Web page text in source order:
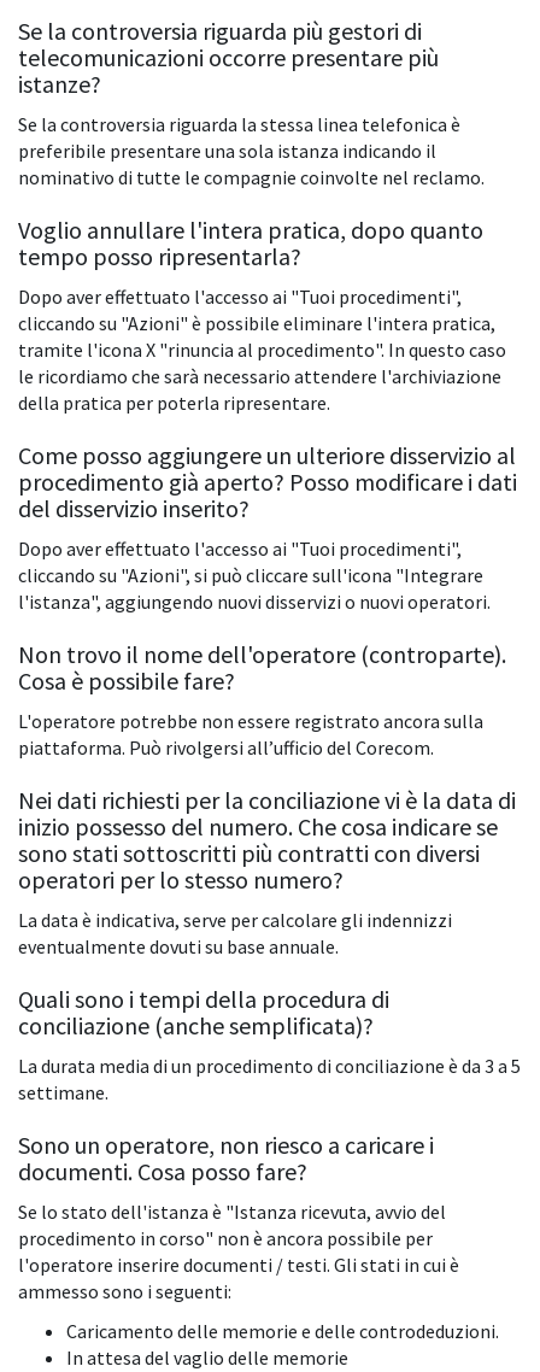
Se la controversia riguarda più gestori di
telecomunicazioni occorre presentare più
istanze?
Se la controversia riguarda la stessa linea telefonica è
preferibile presentare una sola istanza indicando il
nominativo di tutte le compagnie coinvolte nel reclamo.
Voglio annullare l'intera pratica, dopo quanto
tempo posso ripresentarla?
Dopo aver effettuato l'accesso ai "Tuoi procedimenti",
cliccando su "Azioni" è possibile eliminare l'intera pratica,
tramite l'icona X "rinuncia al procedimento". In questo caso
le ricordiamo che sarà necessario attendere l'archiviazione
della pratica per poterla ripresentare.
Come posso aggiungere un ulteriore disservizio al
procedimento già aperto? Posso modificare i dati
del disservizio inserito?
Dopo aver effettuato l'accesso ai "Tuoi procedimenti",
cliccando su "Azioni", si può cliccare sull'icona "Integrare
l'istanza", aggiungendo nuovi disservizi o nuovi operatori.
Non trovo il nome dell'operatore (controparte).
Cosa è possibile fare?
L'operatore potrebbe non essere registrato ancora sulla
piattaforma. Può rivolgersi all’ufficio del Corecom.
Nei dati richiesti per la conciliazione vi è la data di
inizio possesso del numero. Che cosa indicare se
sono stati sottoscritti più contratti con diversi
operatori per lo stesso numero?
La data è indicativa, serve per calcolare gli indennizzi
eventualmente dovuti su base annuale.
Quali sono i tempi della procedura di
conciliazione (anche semplificata)?
La durata media di un procedimento di conciliazione è da 3 a 5
settimane.
Sono un operatore, non riesco a caricare i
documenti. Cosa posso fare?
Se lo stato dell'istanza è "Istanza ricevuta, avvio del
procedimento in corso" non è ancora possibile per
l'operatore inserire documenti / testi. Gli stati in cui è
ammesso sono i seguenti:
Caricamento delle memorie e delle controdeduzioni.
In attesa del vaglio delle memorie